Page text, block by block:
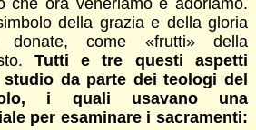
che ora veneriamo e adoriamo.
della grazia e della gloria
come «frutti» della
Tutti e tre questi aspetti
da parte dei teologi del
i quali usavano una
per esaminare i sacramenti: